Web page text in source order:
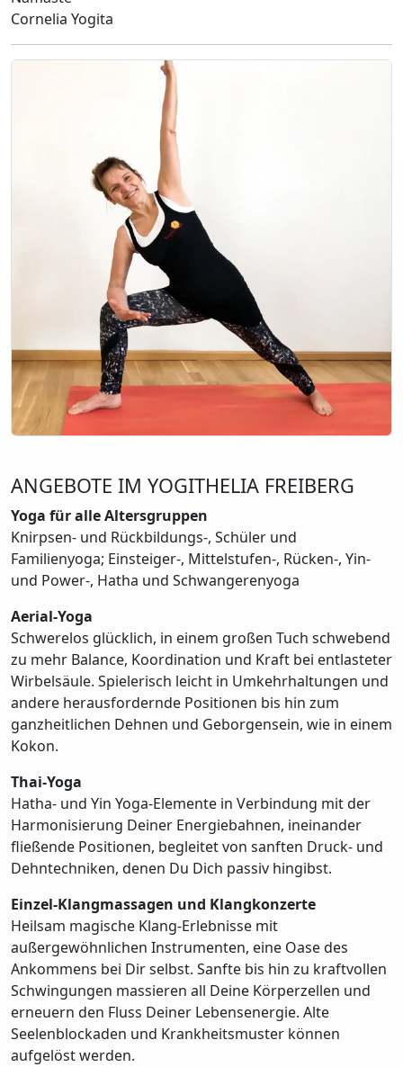
Cornelia Yogita
ANGEBOTE IM YOGITHELIA FREIBERG
Yoga für alle Altersgruppen
Knirpsen- und Rückbildungs-, Schüler und
Familienyoga; Einsteiger-, Mittelstufen-, Rücken-, Yin-
und Power-, Hatha und Schwangerenyoga
Aerial-Yoga
Schwerelos glücklich, in einem großen Tuch schwebend
zu mehr Balance, Koordination und Kraft bei entlasteter
Wirbelsäule. Spielerisch leicht in Umkehrhaltungen und
andere herausfordernde Positionen bis hin zum
ganzheitlichen Dehnen und Geborgensein, wie in einem
Kokon.
Thai-Yoga
Hatha- und Yin Yoga-Elemente in Verbindung mit der
Harmonisierung Deiner Energiebahnen, ineinander
fließende Positionen, begleitet von sanften Druck- und
Dehntechniken, denen Du Dich passiv hingibst.
Einzel-Klangmassagen und Klangkonzerte
Heilsam magische Klang-Erlebnisse mit
außergewöhnlichen Instrumenten, eine Oase des
Ankommens bei Dir selbst. Sanfte bis hin zu kraftvollen
Schwingungen massieren all Deine Körperzellen und
erneuern den Fluss Deiner Lebensenergie. Alte
Seelenblockaden und Krankheitsmuster können
aufgelöst werden.